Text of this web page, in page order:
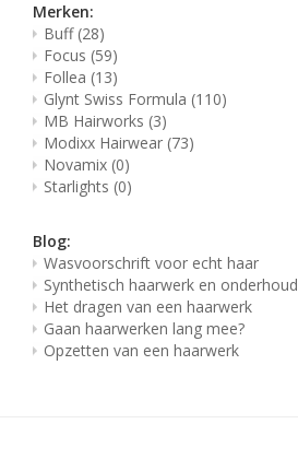
Merken:
Buff (28)
Focus (59)
Follea (13)
Glynt Swiss Formula (110)
MB Hairworks (3)
Modixx Hairwear (73)
Novamix (0)
Starlights (0)
Blog:
Wasvoorschrift voor echt haar
Synthetisch haarwerk en onderhoud
Het dragen van een haarwerk
Gaan haarwerken lang mee?
Opzetten van een haarwerk